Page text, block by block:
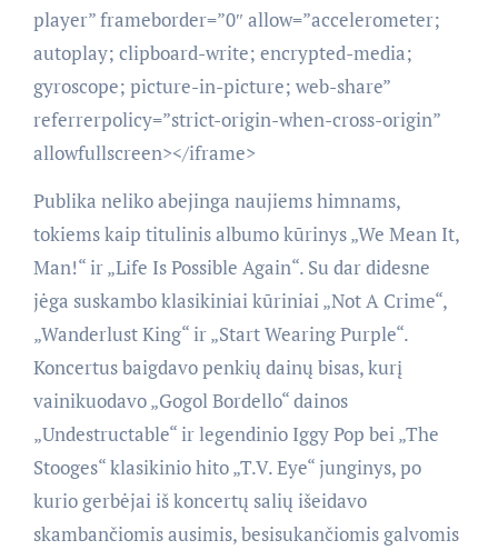
player” frameborder=”0″ allow=”accelerometer;
autoplay; clipboard-write; encrypted-media;
gyroscope; picture-in-picture; web-share”
referrerpolicy=”strict-origin-when-cross-origin”
allowfullscreen></iframe>
Publika neliko abejinga naujiems himnams,
tokiems kaip titulinis albumo kūrinys „We Mean It,
Man!“ ir „Life Is Possible Again“. Su dar didesne
jėga suskambo klasikiniai kūriniai „Not A Crime“,
„Wanderlust King“ ir „Start Wearing Purple“.
Koncertus baigdavo penkių dainų bisas, kurį
vainikuodavo „Gogol Bordello“ dainos
„Undestructable“ ir legendinio Iggy Pop bei „The
Stooges“ klasikinio hito „T.V. Eye“ junginys, po
kurio gerbėjai iš koncertų salių išeidavo
skambančiomis ausimis, besisukančiomis galvomis